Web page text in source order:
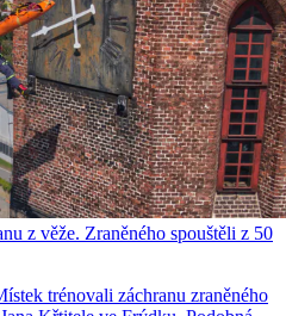
z věže. Zraněného spouštěli z 50
trénovali záchranu zraněného